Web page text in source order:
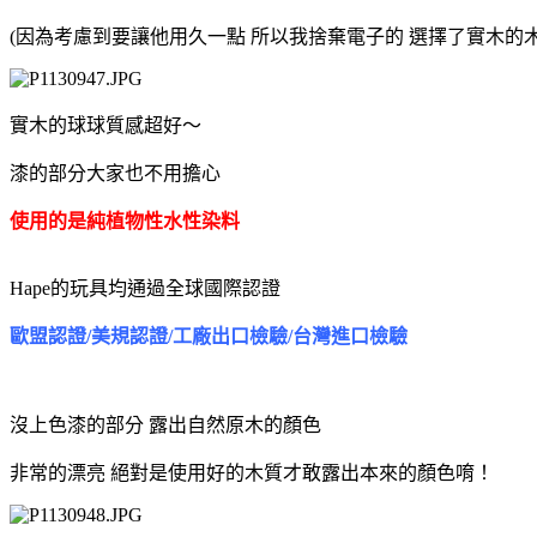
(因為考慮到要讓他用久一點 所以我捨棄電子的 選擇了實木的
實木的球球質感超好～
漆的部分大家也不用擔心
使用的是純植物性水性染料
Hape的玩具均通過全球國際認證
歐盟認證/美規認證/工廠出口檢驗/台灣進口檢驗
沒上色漆的部分 露出自然原木的顏色
非常的漂亮 絕對是使用好的木質才敢露出本來的顏色唷！